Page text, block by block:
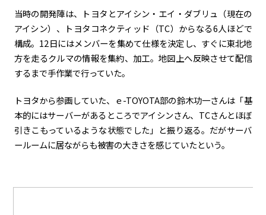
当時の開発陣は、トヨタとアイシン・エイ・ダブリュ（現在の
アイシン）、トヨタコネクティッド（TC）からなる6人ほどで
構成。12日にはメンバーを集めて仕様を決定し、すぐに東北地
方を走るクルマの情報を集約、加工。地図上へ反映させて配信
するまで手作業で行っていた。
トヨタから参画していた、ｅ-TOYOTA部の鈴木功一さんは「基
本的にはサーバーがあるところでアイシンさん、TCさんとほぼ
引きこもっているような状態でした」と振り返る。だがサーバ
ールームに居ながらも被害の大きさを感じていたという。